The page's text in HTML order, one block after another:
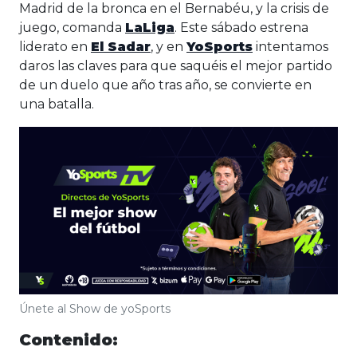
Madrid de la bronca en el Bernabéu, y la crisis de
juego, comanda LaLiga. Este sábado estrena
liderato en El Sadar, y en YoSports intentamos
daros las claves para que saquéis el mejor partido
de un duelo que año tras año, se convierte en
una batalla.
Únete al Show de yoSports
Contenido: